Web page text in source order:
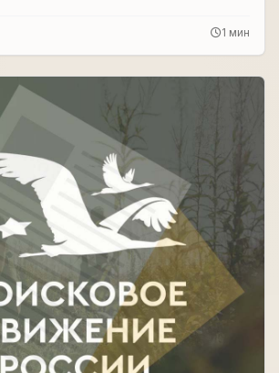
1 мин